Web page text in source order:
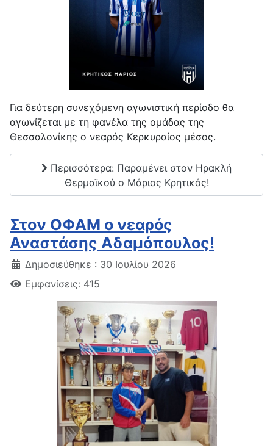
Για δεύτερη συνεχόμενη αγωνιστική περίοδο θα
αγωνίζεται με τη φανέλα της ομάδας της
Θεσσαλονίκης ο νεαρός Κερκυραίος μέσος.
Περισσότερα: Παραμένει στον Ηρακλή
Θερμαϊκού ο Μάριος Κρητικός!
Στον ΟΦΑΜ ο νεαρός
Αναστάσης Αδαμόπουλος!
Δημοσιεύθηκε : 30 Ιουλίου 2026
Εμφανίσεις: 415